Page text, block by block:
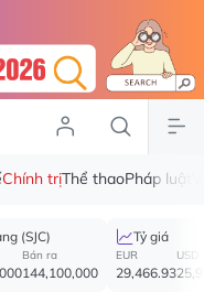
Chính trịThể thaoPháp luật
(SJC)
Bán ra
144,100,000
Tỷ giá
EUR
29,466.93
USD